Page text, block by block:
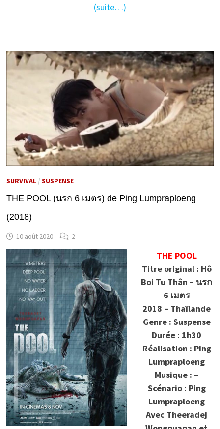
(suite…)
SURVIVAL/ SUSPENSE
THE POOL (นรก 6 เมตร) de Ping Lumpraploeng
(2018)
10 août 2020 2
THE POOL
Titre original : Hô
Boi Tu Thân – นรก
6 เมตร
2018 – Thaïlande
Genre : Suspense
Durée : 1h30
Réalisation : Ping
Lumpraploeng
Musique : –
Scénario : Ping
Lumpraploeng
Avec Theeradej